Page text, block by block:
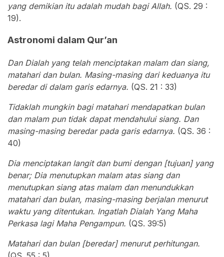
yang demikian itu adalah mudah bagi Allah. (QS. 29 :
19).
Astronomi dalam Qur’an
Dan Dialah yang telah menciptakan malam dan siang,
matahari dan bulan. Masing-masing dari keduanya itu
beredar di dalam garis edarnya. (QS. 21 : 33)
Tidaklah mungkin bagi matahari mendapatkan bulan
dan malam pun tidak dapat mendahului siang. Dan
masing-masing beredar pada garis edarnya. (QS. 36 :
40)
Dia menciptakan langit dan bumi dengan [tujuan] yang
benar; Dia menutupkan malam atas siang dan
menutupkan siang atas malam dan menundukkan
matahari dan bulan, masing-masing berjalan menurut
waktu yang ditentukan. Ingatlah Dialah Yang Maha
Perkasa lagi Maha Pengampun. (QS. 39:5)
Matahari dan bulan [beredar] menurut perhitungan.